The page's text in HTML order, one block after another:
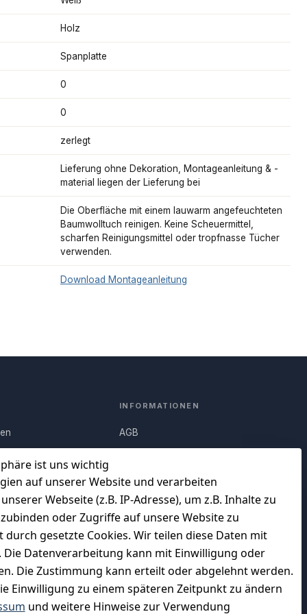
Holz
Spanplatte
0
0
zerlegt
Lieferung ohne Dekoration, Montageanleitung & -
material liegen der Lieferung bei
Die Oberfläche mit einem lauwarm angefeuchteten
Baumwolltuch reinigen. Keine Scheuermittel,
scharfen Reinigungsmittel oder tropfnasse Tücher
verwenden.
Download Montageanleitung
ist uns wichtig
auf unserer Website und verarbeiten
Webseite (z.B. IP-Adresse), um z.B. Inhalte zu
oder Zugriffe auf unsere Website zu
gesetzte Cookies. Wir teilen diese Daten mit
Datenverarbeitung kann mit Einwilligung oder
Die Zustimmung kann erteilt oder abgelehnt werden.
Einwilligung zu einem späteren Zeitpunkt zu ändern
und weitere Hinweise zur Verwendung
INFORMATIONEN
AGB
Datenschutz
Impressum
Unser Unternehmen
Charity & Wohltätigkeit